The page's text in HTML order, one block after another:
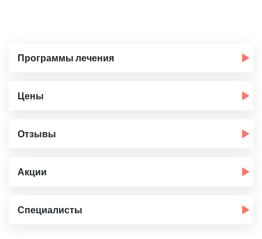
Программы лечения
Цены
Отзывы
Акции
Специалисты